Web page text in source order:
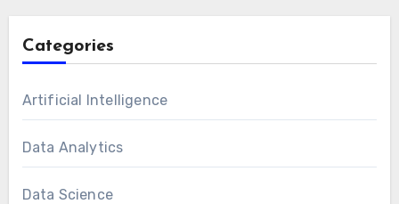
Categories
Artificial Intelligence
Data Analytics
Data Science